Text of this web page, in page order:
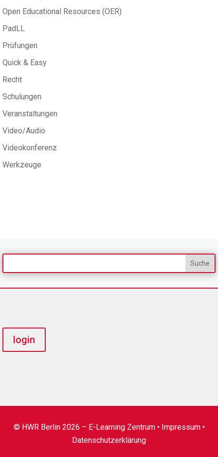
Open Educational Resources (OER)
PadLL
Prüfungen
Quick & Easy
Recht
Schulungen
Veranstaltungen
Video/Audio
Videokonferenz
Werkzeuge
login
© HWR Berlin 2026 – E-Learning Zentrum • Impressum•
Datenschutzerklärung